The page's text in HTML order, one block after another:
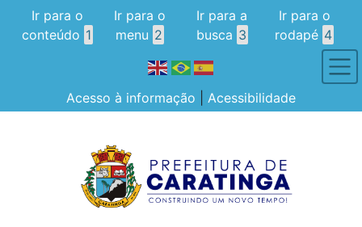
Ir para o
conteúdo 1
Ir para o
menu 2
Ir para a
busca 3
Ir para o
rodapé 4
Acesso à informação Acessibilidade